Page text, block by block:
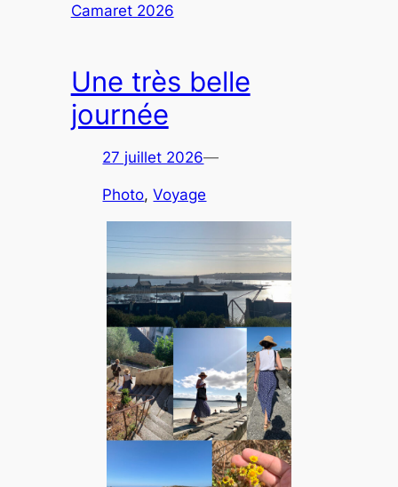
Camaret 2026
Une très belle
journée
27 juillet 2026—
Photo, Voyage